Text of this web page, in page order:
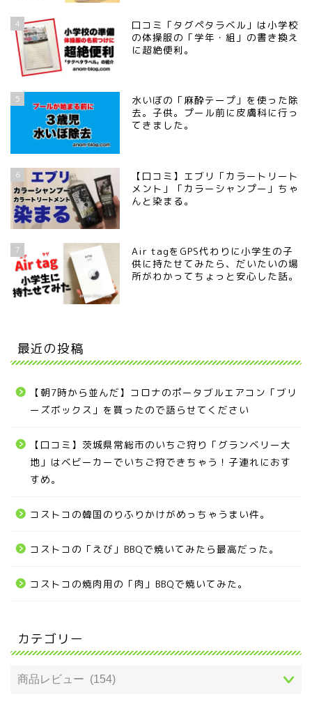
4
口コミ「タグペタラベル」は小学校
の体操服の「学年・組」の書き換え
に超絶便利。
5
水いぼの「麻酔テープ」を使った除
去。子供。プール前に皮膚科に行っ
てきました。
6
【口コミ】エブリ「カラートリート
メント」「カラーシャンプー」ちゃ
んと染まる。
7
Air tagをGPS代わりに小学生の子
供に持たせてみたら、だいたいの場
所がわかってちょっと安心した話。
最近の投稿
【朝7時から並んだ】コロナのポータブルエアコン「ブリ
ーズボックス」を買ったので語らせてください
【口コミ】茨城県常総市のいちご狩り「グランベリー大
地」はベビーカーでいちご狩できちゃう！子連れにおす
すめ。
コストコの韓国のりふりかけがめっちゃうまい件。
コストコの「えび」BBQで焼いてみたら最高だった。
コストコの焼肉用の「肉」BBQで焼いてみた。
カテゴリー